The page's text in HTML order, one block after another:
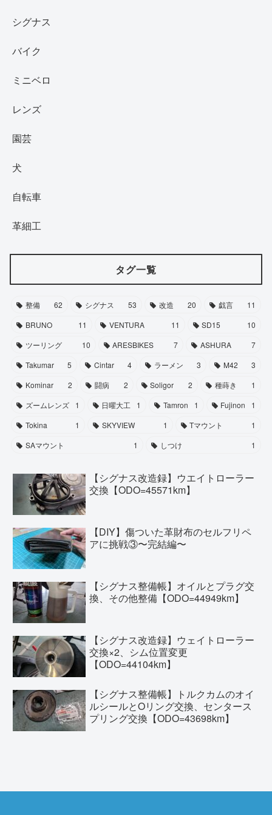
シグナス
バイク
ミニベロ
レンズ
園芸
犬
自転車
革細工
タグ一覧
整備 62 シグナス 53 改造 20 戯言
11
BRUNO
11 VENTURA 11 SD15
10
ツーリング
10 ARESBIKES 7 ASHURA
7
Takumar
5 Cintar 4 ラーメン 3 M42
3
Kominar
2 闘病 2 Soligor 2 種蒔き
1
ズームレンズ
1 日曜大工 1 Tamron 1 Fujinon
1
Tokina
1 SKYVIEW 1 Tマウント
1
SAマウント
1 しつけ 1
【シグナス改造録】ウエイトローラー
交換【ODO=45571km】
【DIY】傷ついた革財布のセルフリペ
アに挑戦③〜完結編〜
【シグナス整備帳】オイルとプラグ交
換、その他整備【ODO=44949km】
【シグナス改造録】ウェイトローラー
交換×2、シム位置変更
【ODO=44104km】
【シグナス整備帳】トルクカムのオイ
ルシールとOリング交換、センタース
プリング交換【ODO=43698km】